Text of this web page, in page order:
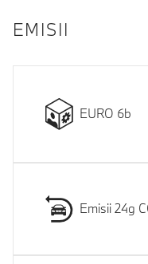
EMISII
EURO 6b
Emisii 24g